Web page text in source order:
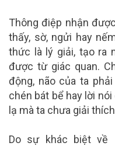
Thông điệp nhận
thấy, sờ, ngửi hay
thức là lý giải, tạo ra
được từ giác quan.
động, não của ta
chén bát bể hay lời
lạ mà ta chưa giải
Do sự khác biệt về